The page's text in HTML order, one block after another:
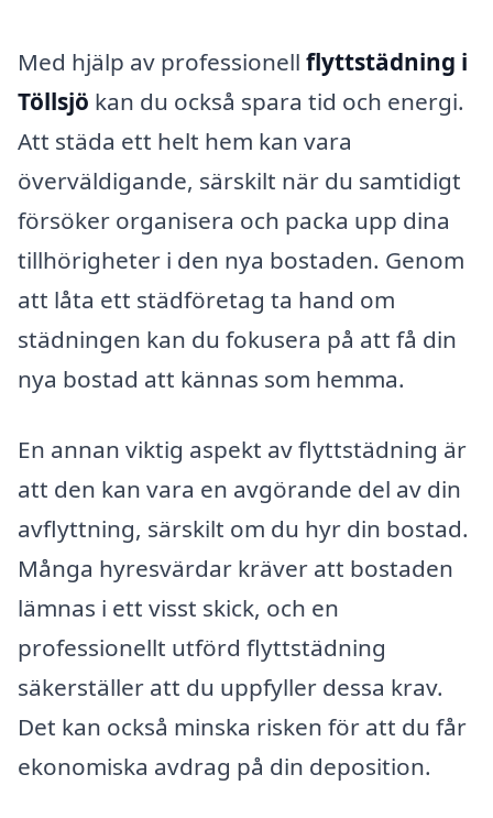
Med hjälp av professionell flyttstädning i
Töllsjö kan du också spara tid och energi.
Att städa ett helt hem kan vara
överväldigande, särskilt när du samtidigt
försöker organisera och packa upp dina
tillhörigheter i den nya bostaden. Genom
att låta ett städföretag ta hand om
städningen kan du fokusera på att få din
nya bostad att kännas som hemma.
En annan viktig aspekt av flyttstädning är
att den kan vara en avgörande del av din
avflyttning, särskilt om du hyr din bostad.
Många hyresvärdar kräver att bostaden
lämnas i ett visst skick, och en
professionellt utförd flyttstädning
säkerställer att du uppfyller dessa krav.
Det kan också minska risken för att du får
ekonomiska avdrag på din deposition.